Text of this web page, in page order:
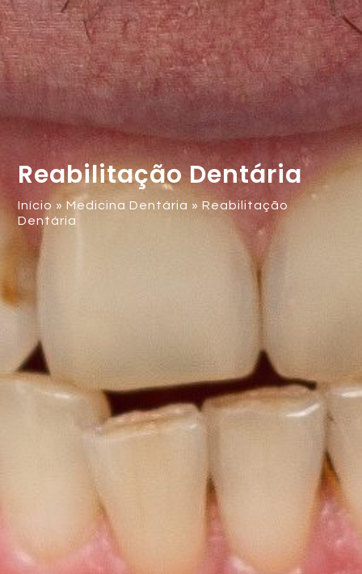
Reabilitação Dentária
Início »Medicina Dentária »Reabilitação
Dentária